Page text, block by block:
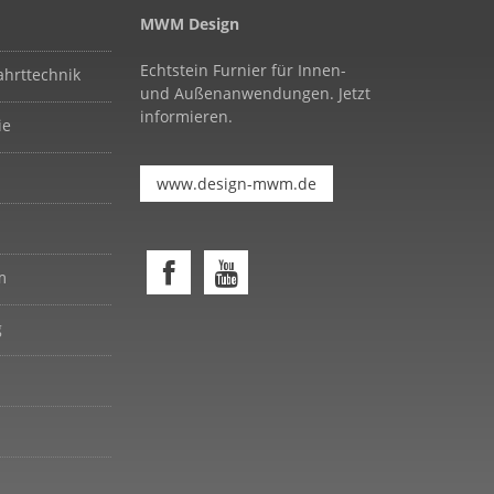
MWM Design
Echtstein Furnier für Innen-
und Außenanwendungen. Jetzt
informieren.
www.design-mwm.de